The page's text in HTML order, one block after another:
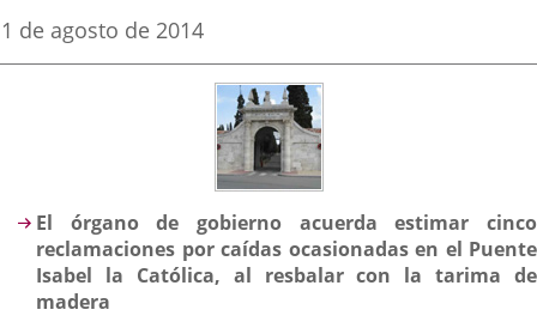
aplicación
externa.
aplicación
Fecha
la
1 de agosto de 2014
Descripción
El órgano de gobierno acuerda estimar cinco
reclamaciones por caídas ocasionadas en el Puente
Isabel la Católica, al resbalar con la tarima de
madera